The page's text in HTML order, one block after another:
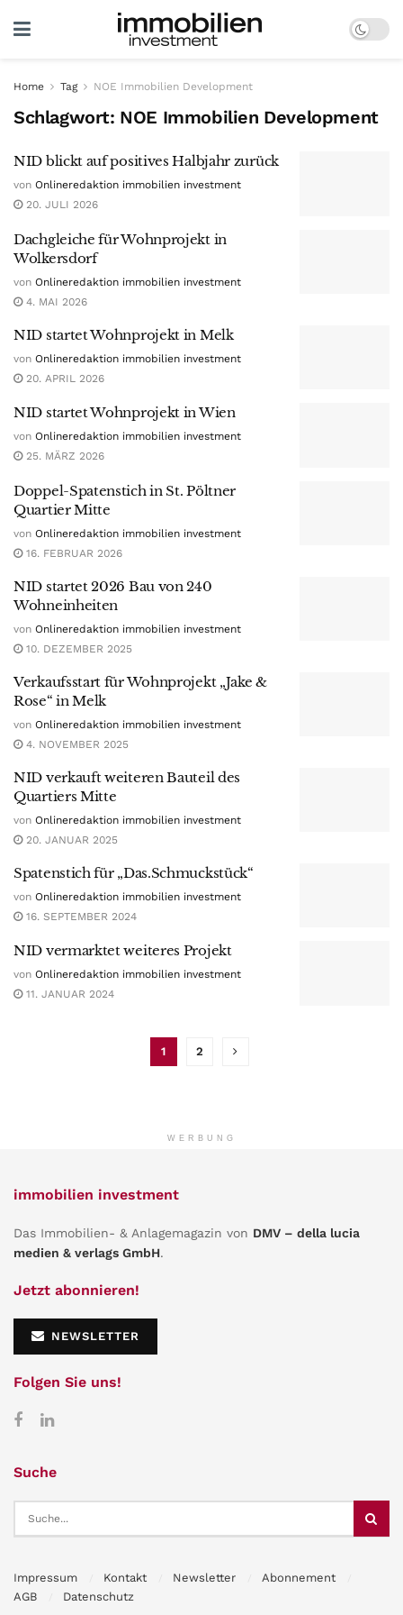
Home Tag NOE Immobilien Development
Schlagwort: NOE Immobilien Development
NID blickt auf positives Halbjahr zurück
von Onlineredaktion immobilien investment
20. JULI 2026
Dachgleiche für Wohnprojekt in
Wolkersdorf
von Onlineredaktion immobilien investment
4. MAI 2026
NID startet Wohnprojekt in Melk
von Onlineredaktion immobilien investment
20. APRIL 2026
NID startet Wohnprojekt in Wien
von Onlineredaktion immobilien investment
25. MÄRZ 2026
Doppel-Spatenstich in St. Pöltner
Quartier Mitte
von Onlineredaktion immobilien investment
16. FEBRUAR 2026
NID startet 2026 Bau von 240
Wohneinheiten
von Onlineredaktion immobilien investment
10. DEZEMBER 2025
Verkaufsstart für Wohnprojekt „Jake &
Rose“ in Melk
von Onlineredaktion immobilien investment
4. NOVEMBER 2025
NID verkauft weiteren Bauteil des
Quartiers Mitte
von Onlineredaktion immobilien investment
20. JANUAR 2025
Spatenstich für „Das.Schmuckstück“
von Onlineredaktion immobilien investment
16. SEPTEMBER 2024
NID vermarktet weiteres Projekt
von Onlineredaktion immobilien investment
11. JANUAR 2024
1 2
WERBUNG
immobilien investment
Das Immobilien- & Anlagemagazin von DMV – della lucia
medien & verlags GmbH.
Jetzt abonnieren!
NEWSLETTER
Folgen Sie uns!
Suche
Impressum Kontakt Newsletter
Abonnement
AGB
Datenschutz